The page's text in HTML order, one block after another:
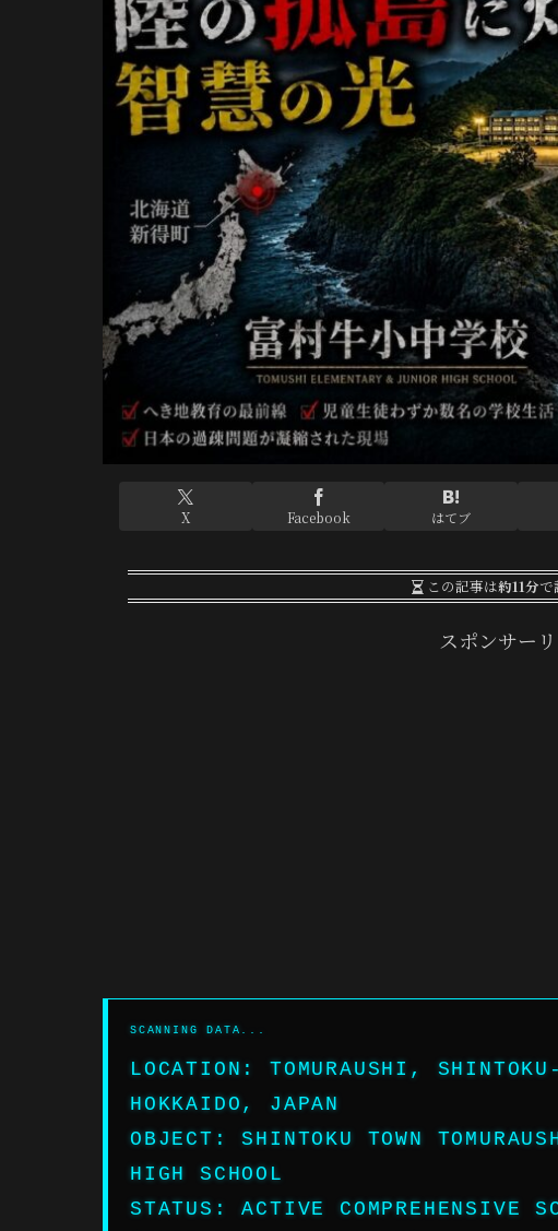
X Facebook はてブ
この記事は約11分で
スポンサー
LOCATION: TOMURAUSHI,
HOKKAIDO, JAPAN
OBJECT: SHINTOKU TOWN
HIGH SCHOOL
STATUS: ACTIVE COMPREHENSIVE